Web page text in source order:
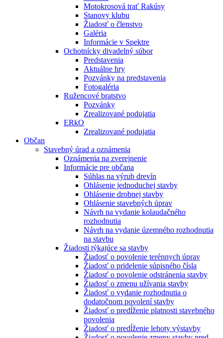
Motokrosová trať Rakúsy
Stanovy klubu
Žiadosť o členstvo
Galéria
Informácie v Spektre
Ochotnícky divadelný súbor
Predstavenia
Aktuálne hry
Pozvánky na predstavenia
Fotogaléria
Ružencové bratstvo
Pozvánky
Zrealizované podujatia
ERkO
Zrealizované podujatia
Občan
Stavebný úrad a oznámenia
Oznámenia na zverejnenie
Informácie pre občana
Súhlas na výrub drevín
Ohlásenie jednoduchej stavby
Ohlásenie drobnej stavby
Ohlásenie stavebných úprav
Návrh na vydanie kolaudačného
rozhodnutia
Návrh na vydanie územného rozhodnutia
na stavbu
Žiadosti týkajúce sa stavby
Žiadosť o povolenie terénnych úprav
Žiadosť o pridelenie súpisného čísla
Žiadosť o povolenie odstránenia stavby
Žiadosť o zmenu užívania stavby
Žiadosť o vydanie rozhodnutia o
dodatočnom povolení stavby
Žiadosť o predĺženie platnosti stavebného
povolenia
Žiadosť o predĺženie lehoty výstavby